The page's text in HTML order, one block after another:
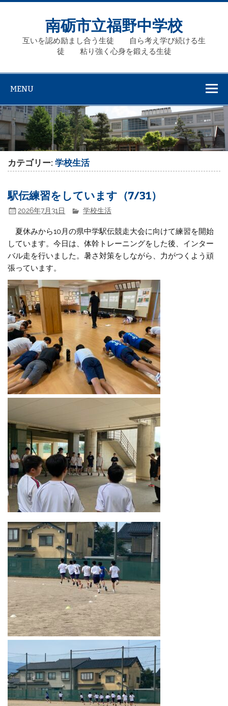
Skip
南砺市立福野中学校
互いを認め励まし合う生徒 自ら考え学び続ける生
徒 粘り強く心身を鍛える生徒
MENU
カテゴリー:学校生活
駅伝練習をしています（7/31）
2026年7月31日 学校生活
夏休みから10月の県中学駅伝競走大会に向けて練習を開始
しています。今日は、体幹トレーニングをした後、インター
バル走を行いました。暑さ対策をしながら、力がつくよう頑
張っています。